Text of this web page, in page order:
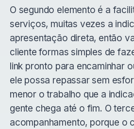
O segundo elemento é a
serviços, muitas vezes a
apresentação direta, então
cliente formas simples de
link pronto para encaminhar
ele possa repassar sem
menor o trabalho que a
gente chega até o fim. O
acompanhamento, porque o